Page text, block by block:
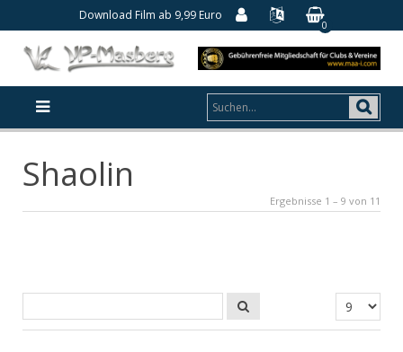
Download Film ab 9,99 Euro
0
Shaolin
Ergebnisse 1 – 9 von 11